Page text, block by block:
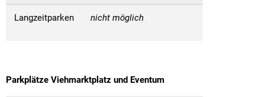
Langzeitparken nicht möglich
Parkplätze Viehmarktplatz und Eventum